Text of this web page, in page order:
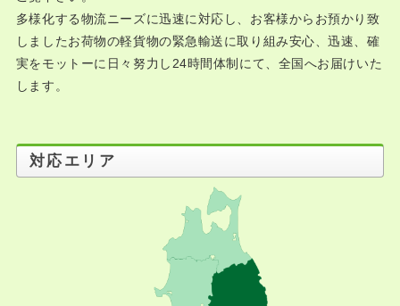
多様化する物流ニーズに迅速に対応し、お客様からお預かり致
しましたお荷物の軽貨物の緊急輸送に取り組み安心、迅速、確
実をモットーに日々努力し24時間体制にて、全国へお届けいた
します。
対応エリア